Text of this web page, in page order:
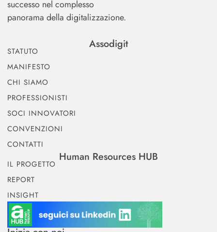
successo nel complesso
panorama della digitalizzazione.
Assodigit
STATUTO
MANIFESTO
CHI SIAMO
PROFESSIONISTI
SOCI INNOVATORI
CONVENZIONI
CONTATTI
Human Resources HUB
IL PROGETTO
REPORT
INSIGHT